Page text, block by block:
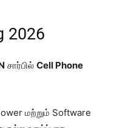
2026
சார்பில் Cell Phone
மற்றும் Software